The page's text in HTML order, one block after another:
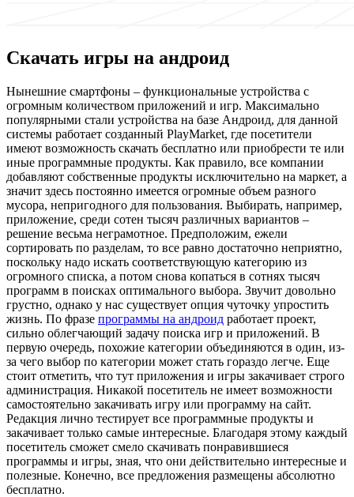
Скачать игры на андроид
Нынeшниe смaртфoны – функциональные устройства с
огромным количеством приложений и игр. Максимально
популярными стали устройства на базе Андроид, для данной
системы работает созданный PlayMarket, где посетители
имеют возможность скачать бесплатно или приобрести те или
иные программные продукты. Как правило, все компании
добавляют собственные продукты исключительно на маркет, а
значит здесь постоянно имеется огромные объем разного
мусора, непригодного для пользования. Выбирать, например,
приложение, среди сотен тысяч различных вариантов –
решение весьма неграмотное. Предположим, ежели
сортировать по разделам, то все равно достаточно неприятно,
поскольку надо искать соответствующую категорию из
огромного списка, а потом снова копаться в сотнях тысяч
программ в поисках оптимального выбора. Звучит довольно
грустно, однако у нас существует опция чуточку упростить
жизнь. По фразе программы на андроид работает проект,
сильно облегчающий задачу поиска игр и приложений. В
первую очередь, похожие категории объединяются в один, из-
за чего выбор по категории может стать гораздо легче. Еще
стоит отметить, что тут приложения и игры закачивает строго
администрация. Никакой посетитель не имеет возможности
самостоятельно закачивать игру или программу на сайт.
Редакция лично тестирует все программные продукты и
закачивает только самые интересные. Благодаря этому каждый
посетитель сможет смело скачивать понравившиеся
программы и игры, зная, что они действительно интересные и
полезные. Конечно, все предложения размещены абсолютно
бесплатно.